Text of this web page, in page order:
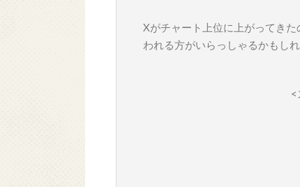
Xがチャート上位に上がってき
われる方がいらっしゃるかもしれ
<